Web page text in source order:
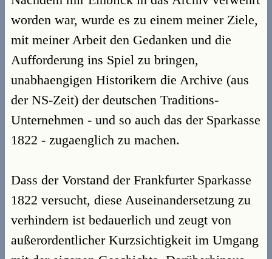
worden war, wurde es zu einem meiner Ziele,
mit meiner Arbeit den Gedanken und die
Aufforderung ins Spiel zu bringen,
unabhaengigen Historikern die Archive (aus
der NS-Zeit) der deutschen Traditions-
Unternehmen - und so auch das der Sparkasse
1822 - zugaenglich zu machen.
Dass der Vorstand der Frankfurter Sparkasse
1822 versucht, diese Auseinandersetzung zu
verhindern ist bedauerlich und zeugt von
außerordentlicher Kurzsichtigkeit im Umgang